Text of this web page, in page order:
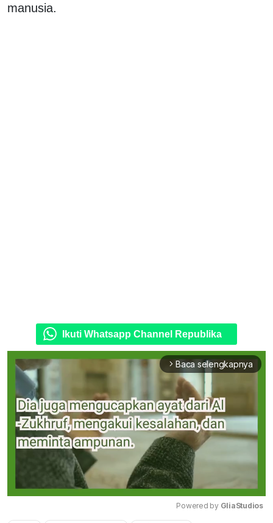
manusia.
Ikuti Whatsapp Channel Republika
arrow_forward_ios Baca selengkapnya
Powered by GliaStudios